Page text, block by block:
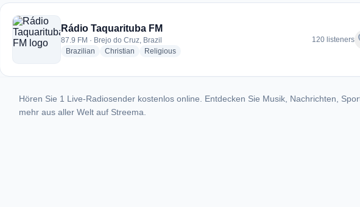
1 Radiosender aus Brejo do Cruz
Rádio Taquarituba FM
87.9 FM · Brejo do Cruz, Brazil
Brazilian radio stations
Christian radio stations
Religiousradio stations
120 listeners
Hören Sie 1 Live-Radiosender kostenlos online. Entdecken Sie Musik, Nachrichten,
mehr aus aller Welt auf Streema.